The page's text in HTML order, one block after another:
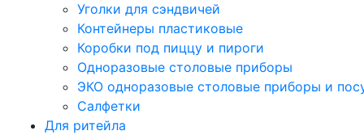
Уголки для сэндвичей
Контейнеры пластиковые
Коробки под пиццу и пироги
Одноразовые столовые приборы
ЭКО одноразовые столовые приборы и
Салфетки
Для ритейла